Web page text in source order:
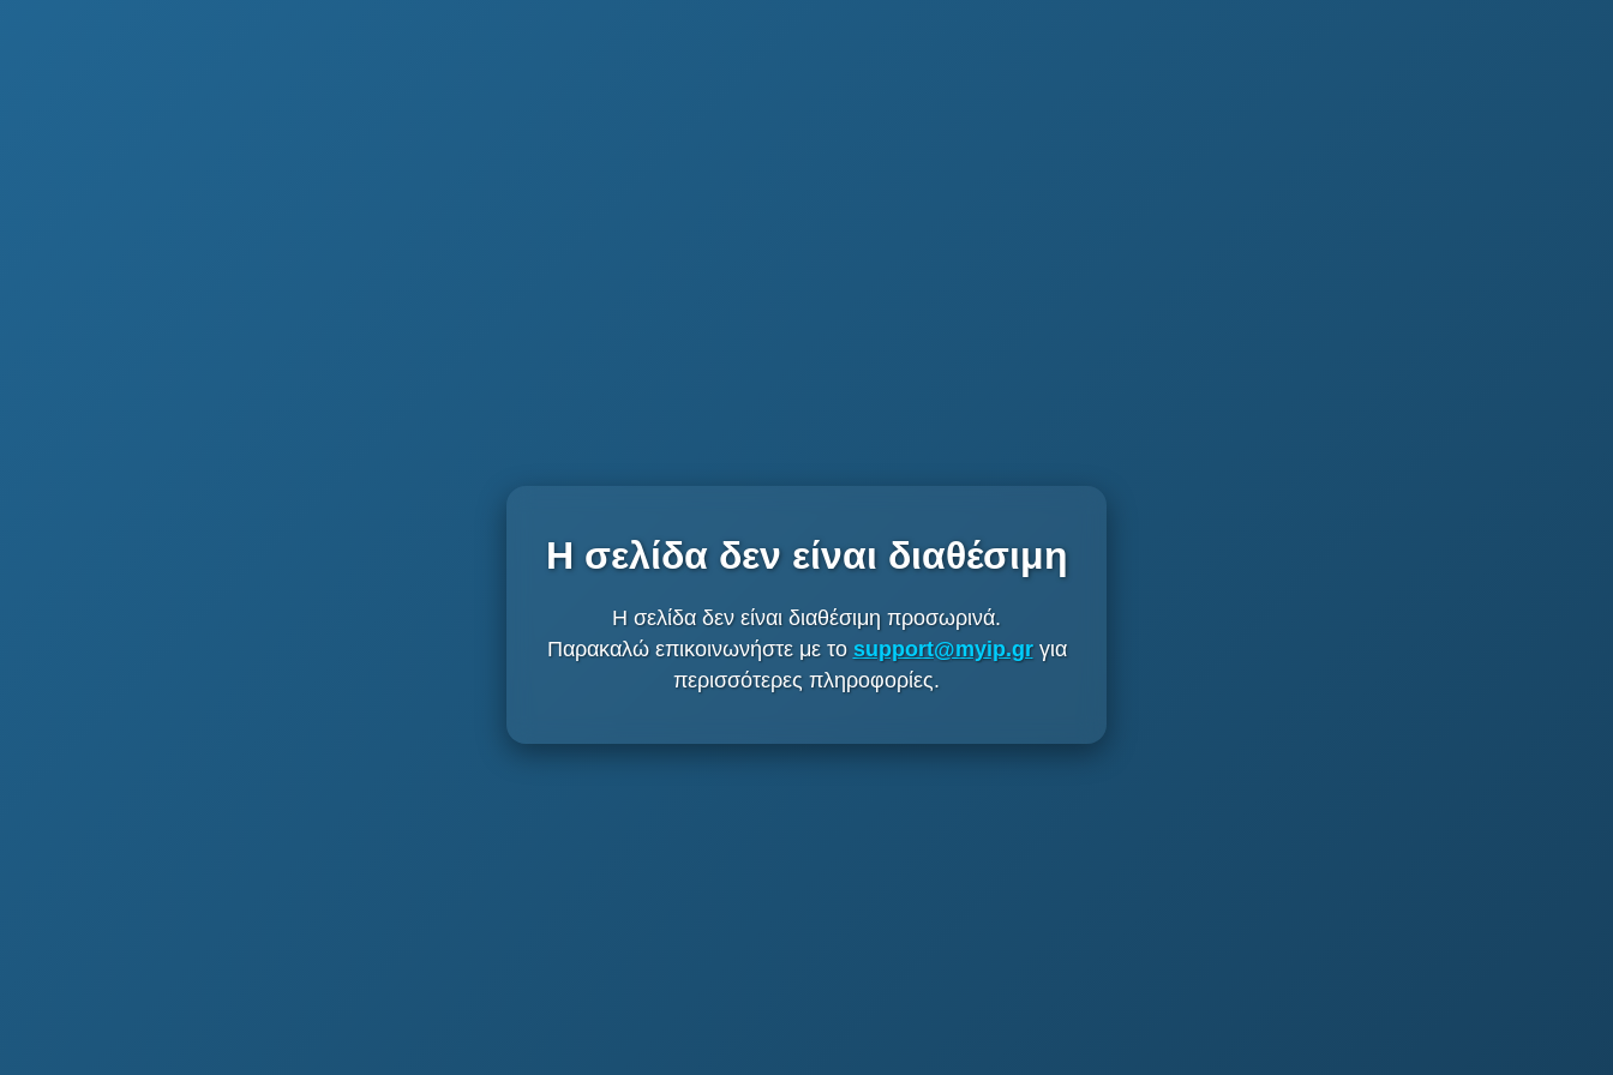
Η σελίδα δεν είναι διαθέσιμη
Η σελίδα δεν είναι διαθέσιμη προσωρινά.
Παρακαλώ επικοινωνήστε με το support@myip.grγια
περισσότερες πληροφορίες.